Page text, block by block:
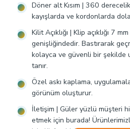
Döner alt Kısım | 360
kayışlarda ve kordonlarda
Kilit Açıklığı | Klip açıklığı 7 mm
genişliğindedir. Bastırarak
kolayca ve güvenli bir şekilde
tanır.
Özel askı kaplama,
görünüm oluşturur.
İletişim | Güler yüzlü müşteri
etmek için burada!